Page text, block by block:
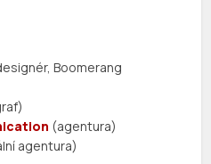
Boomerang
(agentura)
agentura)